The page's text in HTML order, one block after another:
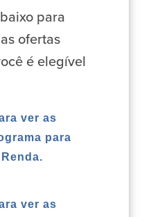
para
ofertas
é elegível
ver as
para
ver as